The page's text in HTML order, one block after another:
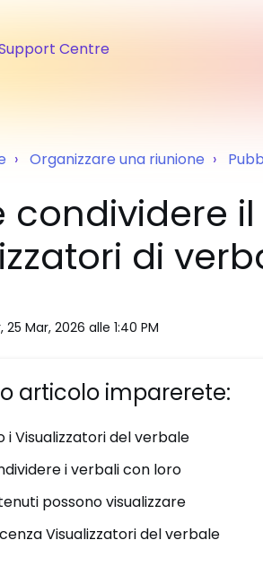
Centre
Organizzare una riunione
condividere
di
Mar, 2026 alle 1:40 PM
articolo imparerete:
i Visualizzatori del verbale
i verbali con loro
possono visualizzare
Visualizzatori del verbale